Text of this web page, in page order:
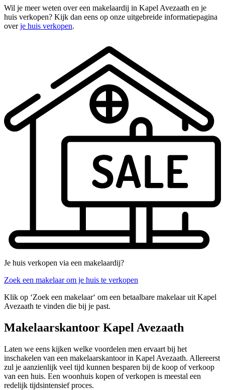
Wil je meer weten over een makelaardij in Kapel Avezaath en je
huis verkopen? Kijk dan eens op onze uitgebreide informatiepagina
overje huis verkopen.
Je huis verkopen via een makelaardij?
Zoek een makelaar om je huis te verkopen
Klik op ‘Zoek een makelaar‘ om een betaalbare makelaar uit Kapel
Avezaath te vinden die bij je past.
Makelaarskantoor Kapel Avezaath
Laten we eens kijken welke voordelen men ervaart bij het
inschakelen van een makelaarskantoor in Kapel Avezaath. Allereerst
zul je aanzienlijk veel tijd kunnen besparen bij de koop of verkoop
van een huis. Een woonhuis kopen of verkopen is meestal een
redelijk tijdsintensief proces.